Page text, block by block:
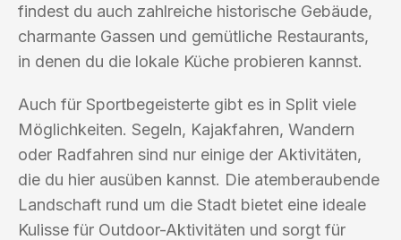
findest du auch zahlreiche historische Gebäude,
charmante Gassen und gemütliche Restaurants,
in denen du die lokale Küche probieren kannst.
Auch für Sportbegeisterte gibt es in Split viele
Möglichkeiten. Segeln, Kajakfahren, Wandern
oder Radfahren sind nur einige der Aktivitäten,
die du hier ausüben kannst. Die atemberaubende
Landschaft rund um die Stadt bietet eine ideale
Kulisse für Outdoor-Aktivitäten und sorgt für